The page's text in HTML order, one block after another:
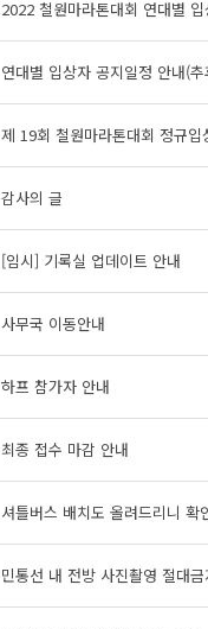
2022 철원마라톤대회 연대별 입
연대별 입상자 공지일정 안내(
제 19회 철원마라톤대회 정규입
감사의 글
[임시] 기록실 업데이트 안내
사무국 이동안내
하프 참가자 안내
최종 접수 마감 안내
셔틀버스 배치도 올려드리니 확
민통선 내 전방 사진촬영 절대금